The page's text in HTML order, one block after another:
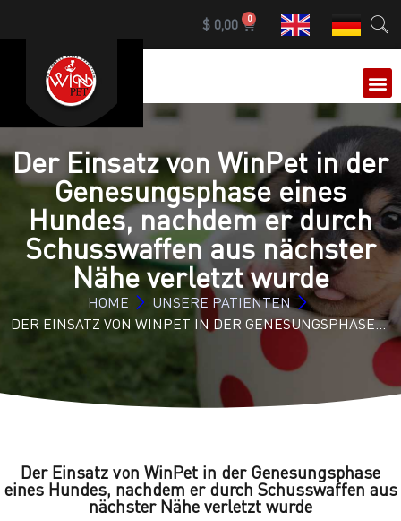
$0,00 0
Der Einsatz von WinPet in der
Genesungsphase eines
Hundes, nachdem er durch
Schusswaffen aus nächster
Nähe verletzt wurde
HOME
UNSERE PATIENTEN
DER EINSATZ VON WINPET IN DER GENESUNGSPHASE…
Der Einsatz von WinPet in der Genesungsphase
eines Hundes, nachdem er durch Schusswaffen aus
nächster Nähe verletzt wurde